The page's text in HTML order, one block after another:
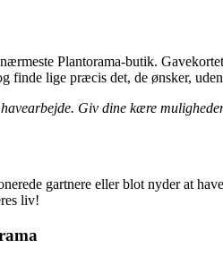
Plantorama-butik.
lige præcis det, de ønsker,
Giv dine kære
gartnere eller blot nyder at
liv!